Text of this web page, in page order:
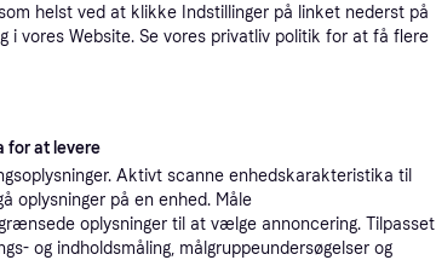
Laveste pris ·29 kr. fragt, 1-3 dage 42 kr.
helst ved at klikke Indstillinger på linket nederst på
i vores Website. Se vores privatliv politik for at få flere
for at levere
Aktivt scanne enhedskarakteristika til
oplysninger på en enhed. Måle
oplysninger til at vælge annoncering. Tilpasset
og indholdsmåling, målgruppeundersøgelser og